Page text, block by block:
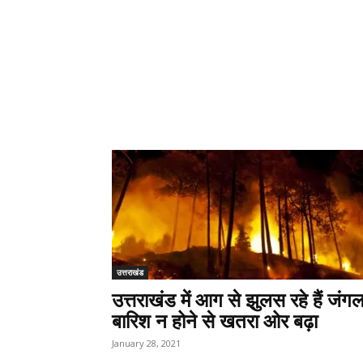
उत्तराखंड
उत्तराखंड में आग से झुलस रहे हैं
बारिश न होने से खतरा ओर बढ़ा
January 28, 2021